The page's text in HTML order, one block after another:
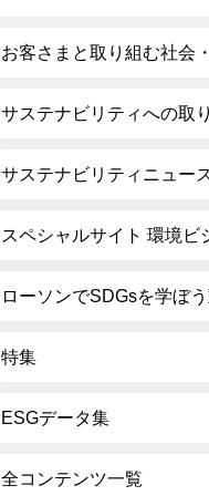
お客さまと取り組む社会
サステナビリティへの取
サステナビリティニュー
スペシャルサイト 環境
ローソンでSDGsを学ぼ
特集
ESGデータ集
全コンテンツ一覧